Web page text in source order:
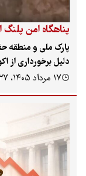
پناهگاه امن
پارک ملی و منطقه
دلیل برخورداری از
میدانی و تصاویر
این گونه ارزشمند را
۱۷ مرداد ۱۴۰۵، ۹:۳۷